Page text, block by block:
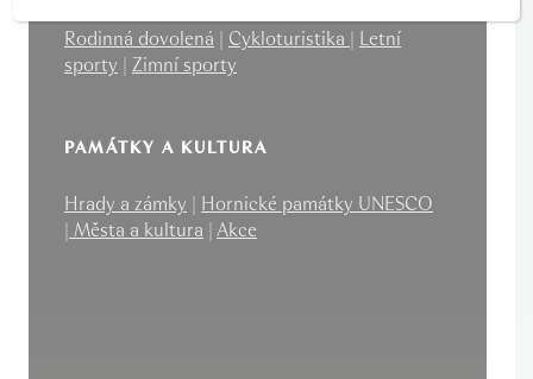
Rodinná dovolená Cykloturistika
Letní
sporty
Zimní sporty
PAMÁTKY A KULTURA
Hrady a zámky
Hornické památky UNESCO
Města a kultura Akce